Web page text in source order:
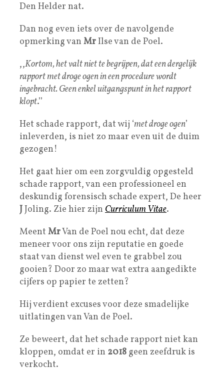
Den Helder nat.
Dan nog even iets over de navolgende
opmerking van MrIlse van de Poel.
,,Kortom, het valt niet te begrijpen, dat een dergelijk
rapport met droge ogen in een procedure wordt
ingebracht. Geen enkel uitgangspunt in het rapport
klopt.’’
Het schade rapport, dat wij ‘met droge ogen’
inleverden, is niet zo maar even uit de duim
gezogen!
Het gaat hier om een zorgvuldig opgesteld
schade rapport, van een professioneel en
deskundig forensisch schade expert, De heer
JJoling. Zie hier zijn Curriculum Vitae.
Meent MrVan de Poel nou echt, dat deze
meneer voor ons zijn reputatie en goede
staat van dienst wel even te grabbel zou
gooien? Door zo maar wat extra aangedikte
cijfers op papier te zetten?
Hij verdient excuses voor deze smadelijke
uitlatingen van Van de Poel.
Ze beweert, dat het schade rapport niet kan
kloppen, omdat er in 2018 geen zeefdruk is
verkocht.